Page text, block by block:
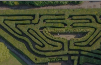
překvapivý